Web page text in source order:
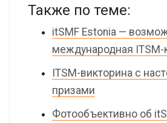
Также по теме:
itSMF Estonia —
международная
ITSM-викторина с
призами
Фотообъективно об